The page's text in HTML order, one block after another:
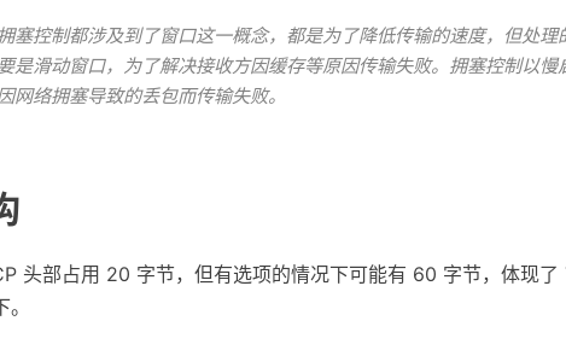
塞控制都涉及到了窗口这一概念，都是为了降低传输的速度，但处理
是滑动窗口，为了解决接收方因缓存等原因传输失败。拥塞控制以慢
网络拥塞导致的丢包而传输失败。
头部占用 20 字节，但有选项的情况下可能有 60 字节，体现了